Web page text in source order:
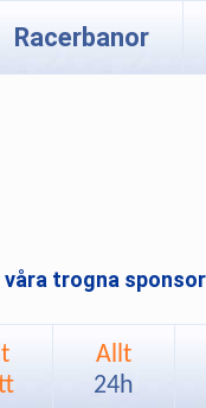
Racerbanor
trogna
Allt
24h